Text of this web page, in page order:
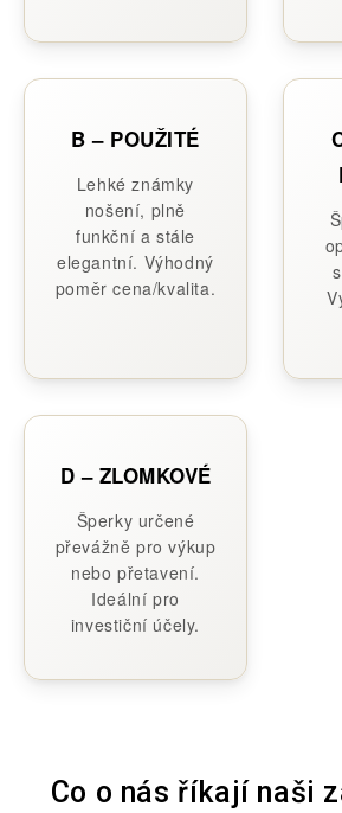
B – POUŽITÉ
Lehké známky
nošení, plně
funkční a stále
elegantní. Výhodný
poměr cena/kvalita.
D – ZLOMKOVÉ
Šperky určené
převážně pro výkup
nebo přetavení.
Ideální pro
investiční účely.
Co o nás říkají naši